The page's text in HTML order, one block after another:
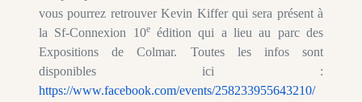
vous pourrez retrouver Kevin Kiffer qui sera présent à
la Sf-Connexion 10eédition qui a lieu au parc des
Expositions de Colmar. Toutes les infos sont
disponibles ici :
https://www.facebook.com/events/258233955643210/